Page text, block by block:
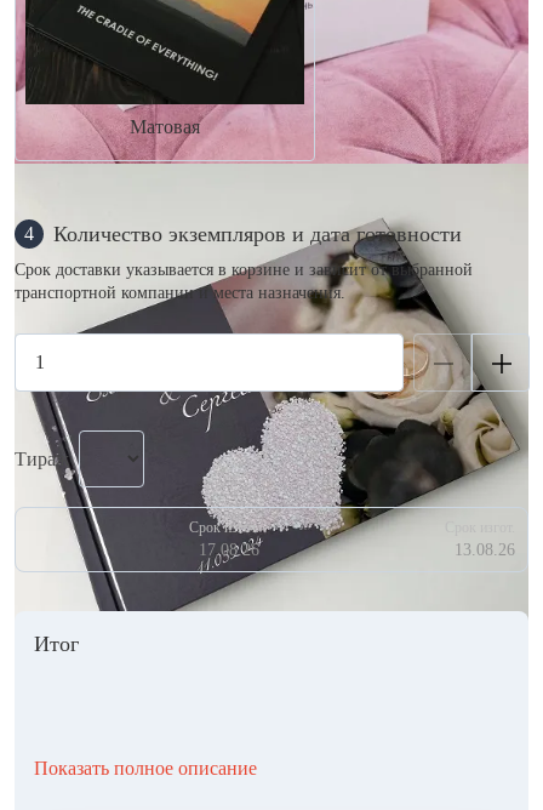
Матовая
4 Количество экземпляров и дата готовности
Срок доставки указывается в корзине и зависит от выбранной
транспортной компании и места назначения.
Тираж
Срок изгот.
17.08.26 13.08.26
Итог
Показать полное описание